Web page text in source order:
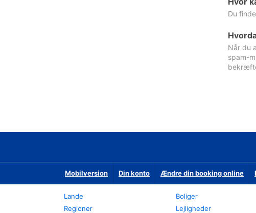
Du
Når du
spam-
Mobilversion Din konto Ændre din booking online
Lande
Regioner
Boliger
Lejligheder